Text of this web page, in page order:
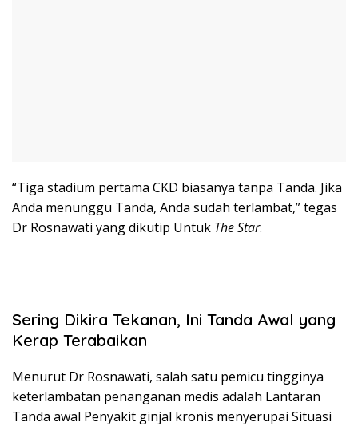
“Tiga stadium pertama CKD biasanya tanpa Tanda. Jika
Anda menunggu Tanda, Anda sudah terlambat,” tegas
Dr Rosnawati yang dikutip Untuk The Star.
Sering Dikira Tekanan, Ini Tanda Awal yang
Kerap Terabaikan
Menurut Dr Rosnawati, salah satu pemicu tingginya
keterlambatan penanganan medis adalah Lantaran
Tanda awal Penyakit ginjal kronis menyerupai Situasi